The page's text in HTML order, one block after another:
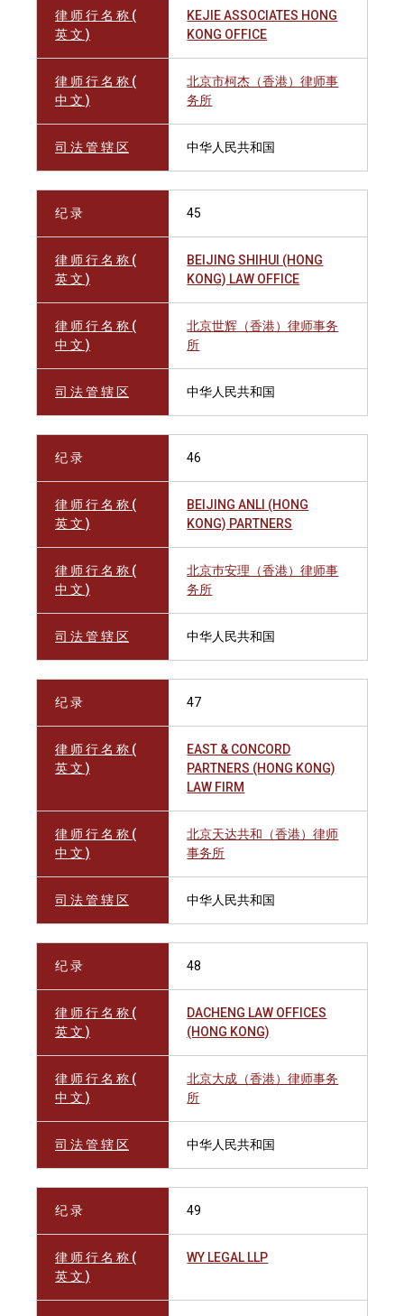
律 师 行 名 称 (
英 文 )
KEJIE ASSOCIATES HONG
KONG OFFICE
律 师 行 名 称 (
中 文 )
北京市柯杰（香港）律师事
务所
司 法 管 辖 区 中华人民共和国
纪 录 45
律 师 行 名 称 (
英 文 )
BEIJING SHIHUI (HONG
KONG) LAW OFFICE
律 师 行 名 称 (
中 文 )
北京世辉（香港）律师事务
所
司 法 管 辖 区 中华人民共和国
纪 录 46
律 师 行 名 称 (
英 文 )
BEIJING ANLI (HONG
KONG) PARTNERS
律 师 行 名 称 (
中 文 )
北京巿安理（香港）律师事
务所
司 法 管 辖 区 中华人民共和国
纪 录 47
律 师 行 名 称 (
英 文 )
EAST & CONCORD
PARTNERS (HONG KONG)
LAW FIRM
律 师 行 名 称 (
中 文 )
北京天达共和（香港）律师
事务所
司 法 管 辖 区 中华人民共和国
纪 录 48
律 师 行 名 称 (
英 文 )
DACHENG LAW OFFICES
(HONG KONG)
律 师 行 名 称 (
中 文 )
北京大成（香港）律师事务
所
司 法 管 辖 区 中华人民共和国
纪 录 49
律 师 行 名 称 (
英 文 )
WY LEGAL LLP